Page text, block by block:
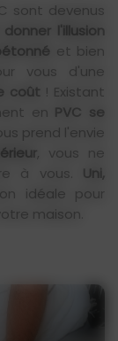
sont devenus
l'illusion
et bien
vous d'une
coût ! Existant
en PVC se
prend l'envie
, vous ne
à vous. Uni,
idéale pour
maison.